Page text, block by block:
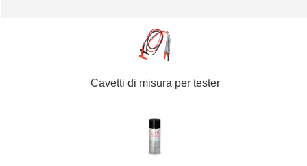
Cavetti di misura per tester